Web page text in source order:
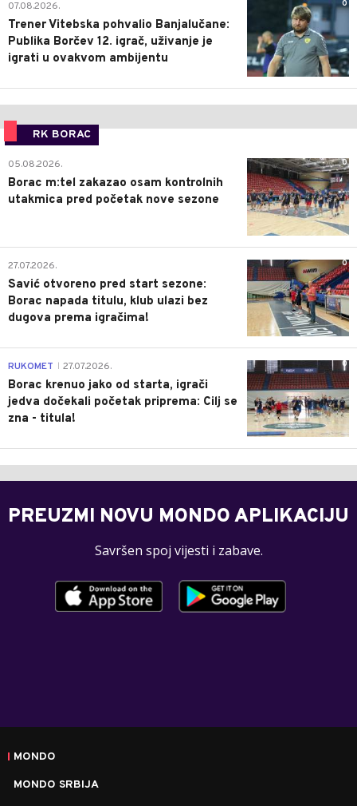
0
07.08.2026.
Trener Vitebska pohvalio Banjalučane:
Publika Borčev 12. igrač, uživanje je
igrati u ovakvom ambijentu
RK BORAC
0
05.08.2026.
Borac m:tel zakazao osam kontrolnih
utakmica pred početak nove sezone
0
27.07.2026.
Savić otvoreno pred start sezone:
Borac napada titulu, klub ulazi bez
dugova prema igračima!
0
RUKOMET 27.07.2026.
Borac krenuo jako od starta, igrači
jedva dočekali početak priprema: Cilj se
zna - titula!
PREUZMI NOVU MONDO APLIKACIJU
Savršen spoj vijesti i zabave.
MONDO
MONDO SRBIJA